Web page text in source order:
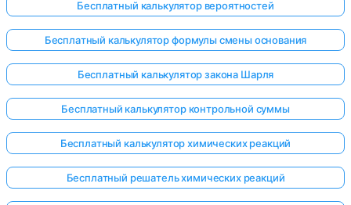
Бесплатный калькулятор вероятностей
Бесплатный калькулятор формулы смены основания
Бесплатный калькулятор закона Шарля
Бесплатный калькулятор контрольной суммы
Бесплатный калькулятор химических реакций
Бесплатный решатель химических реакций